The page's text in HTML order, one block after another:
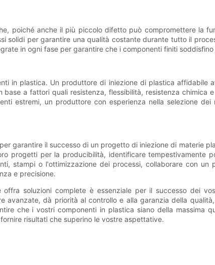
poiché anche il più piccolo difetto può compromettere la
per garantire una qualità costante durante tutto il
in ogni fase per garantire che i componenti finiti
in plastica. Un produttore di iniezione di plastica affidabile
a fattori quali resistenza, flessibilità, resistenza chimica
estremi, un produttore con esperienza nella selezione
garantire il successo di un progetto di iniezione di materie
progetti per la producibilità, identificare tempestivamente
stampi o l'ottimizzazione dei processi, collaborare con un
e precisione.
soluzioni complete è essenziale per il successo dei
dà priorità al controllo e alla garanzia della
che i vostri componenti in plastica siano della massima
risultati che superino le vostre aspettative.